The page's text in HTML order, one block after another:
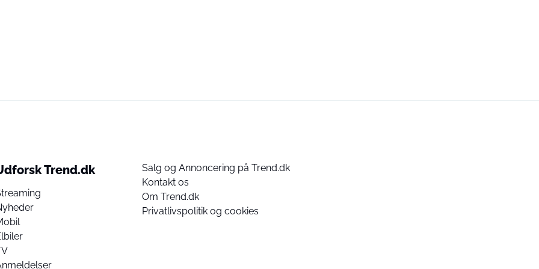
Trend.dk
Salg og Annoncering på Trend.dk
Kontakt os
Om Trend.dk
Privatlivspolitik og cookies